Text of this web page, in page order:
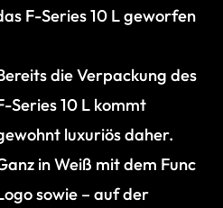
F-Series 10 L geworfen
die Verpackung des
Series 10 L kommt
luxuriös daher.
in Weiß mit dem Func
sowie – auf der